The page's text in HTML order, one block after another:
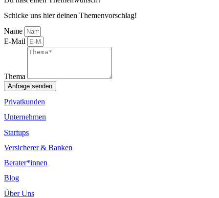
Schicke uns hier deinen Themenvorschlag!
Name
E-Mail
Thema
Anfrage senden
Privatkunden
Unternehmen
Startups
Versicherer & Banken
Berater*innen
Blog
Über Uns